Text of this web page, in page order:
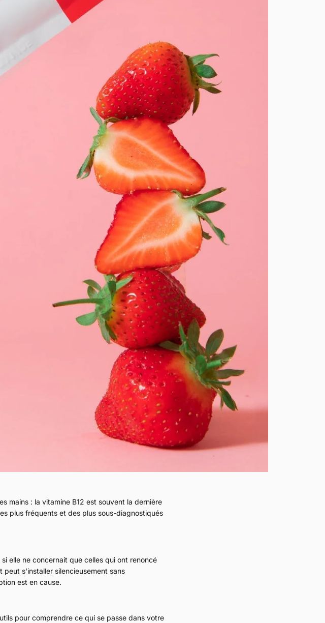
mains : la vitamine B12 est souvent la dernière
plus fréquents et des plus sous-diagnostiqués
elle ne concernait que celles qui ont renoncé
s'installer silencieusement sans
est en cause.
pour comprendre ce qui se passe dans votre
vide
Aucun produit n'a encore été sélectionné.